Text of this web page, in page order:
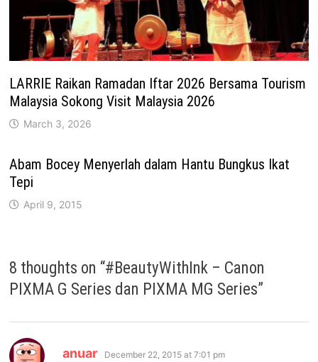
LARRIE Raikan Ramadan Iftar 2026 Bersama Tourism
Malaysia Sokong Visit Malaysia 2026
March 3, 2026
Abam Bocey Menyerlah dalam Hantu Bungkus Ikat
Tepi
April 9, 2015
8 thoughts on “#BeautyWithInk – Canon
PIXMA G Series dan PIXMA MG Series”
anuar says:
December 22, 2015 at 7:01 pm